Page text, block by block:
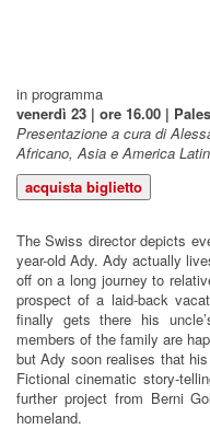
in programma
venerdì 23 | ore 16.00 |
Presentazione a cura di
Africano, Asia e America
The Swiss director depicts
year-old Ady. Ady actually
off on a long journey to
prospect of a laid-back
finally gets there his
members of the family are
but Ady soon realises that
Fictional cinematic story-
further project from Berni
homeland.